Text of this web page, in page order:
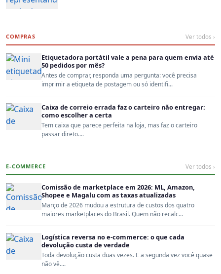
COMPRAS Ver todos ›
Etiquetadora portátil vale a pena para quem envia até
50 pedidos por mês?
Antes de comprar, responda uma pergunta: você precisa
imprimir a etiqueta de postagem ou só identifi...
Caixa de correio errada faz o carteiro não entregar:
como escolher a certa
Tem caixa que parece perfeita na loja, mas faz o carteiro
passar direto....
E-COMMERCE Ver todos ›
Comissão de marketplace em 2026: ML, Amazon,
Shopee e Magalu com as taxas atualizadas
Março de 2026 mudou a estrutura de custos dos quatro
maiores marketplaces do Brasil. Quem não recalc...
Logística reversa no e-commerce: o que cada
devolução custa de verdade
Toda devolução custa duas vezes. E a segunda vez você quase
não vê....